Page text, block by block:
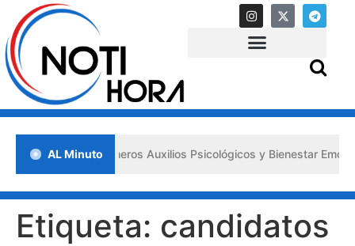
AL Minuto
los «Primeros Auxilios Psicológicos y Bienestar
Etiqueta: candidatos